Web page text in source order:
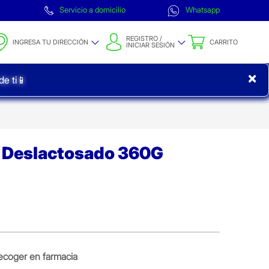
Servicio a domicilio Whatsapp
INGRESA TU DIRECCIÓN REGISTRO /
INICIAR SESIÓN CARRITO
ti📱 ×
360G
en farmacia